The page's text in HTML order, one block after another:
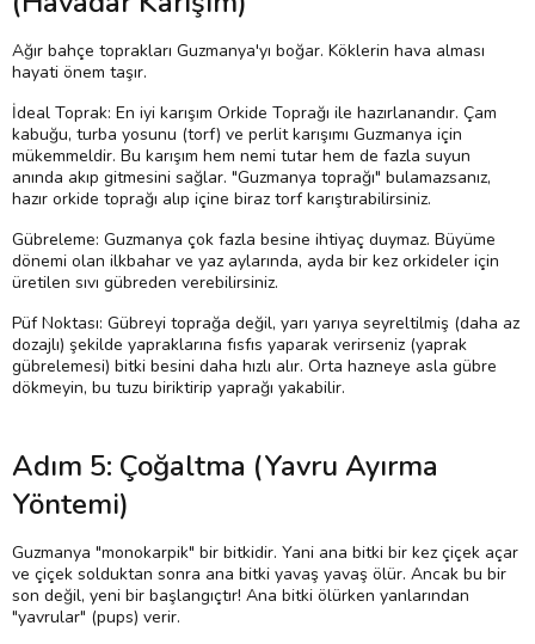
Ağır bahçe toprakları Guzmanya'yı boğar. Köklerin hava alması
hayati önem taşır.
İdeal Toprak: En iyi karışım Orkide Toprağı ile hazırlanandır. Çam
kabuğu, turba yosunu (torf) ve perlit karışımı Guzmanya için
mükemmeldir. Bu karışım hem nemi tutar hem de fazla suyun
anında akıp gitmesini sağlar. "Guzmanya toprağı" bulamazsanız,
hazır orkide toprağı alıp içine biraz torf karıştırabilirsiniz.
Gübreleme: Guzmanya çok fazla besine ihtiyaç duymaz. Büyüme
dönemi olan ilkbahar ve yaz aylarında, ayda bir kez orkideler için
üretilen sıvı gübreden verebilirsiniz.
Püf Noktası: Gübreyi toprağa değil, yarı yarıya seyreltilmiş (daha az
dozajlı) şekilde yapraklarına fısfıs yaparak verirseniz (yaprak
gübrelemesi) bitki besini daha hızlı alır. Orta hazneye asla gübre
dökmeyin, bu tuzu biriktirip yaprağı yakabilir.
Adım 5: Çoğaltma (Yavru Ayırma
Yöntemi)
Guzmanya "monokarpik" bir bitkidir. Yani ana bitki bir kez çiçek açar
ve çiçek solduktan sonra ana bitki yavaş yavaş ölür. Ancak bu bir
son değil, yeni bir başlangıçtır! Ana bitki ölürken yanlarından
"yavrular" (pups) verir.